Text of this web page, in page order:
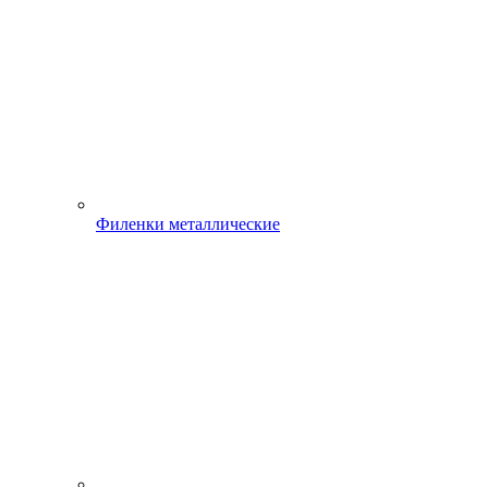
Филенки металлические